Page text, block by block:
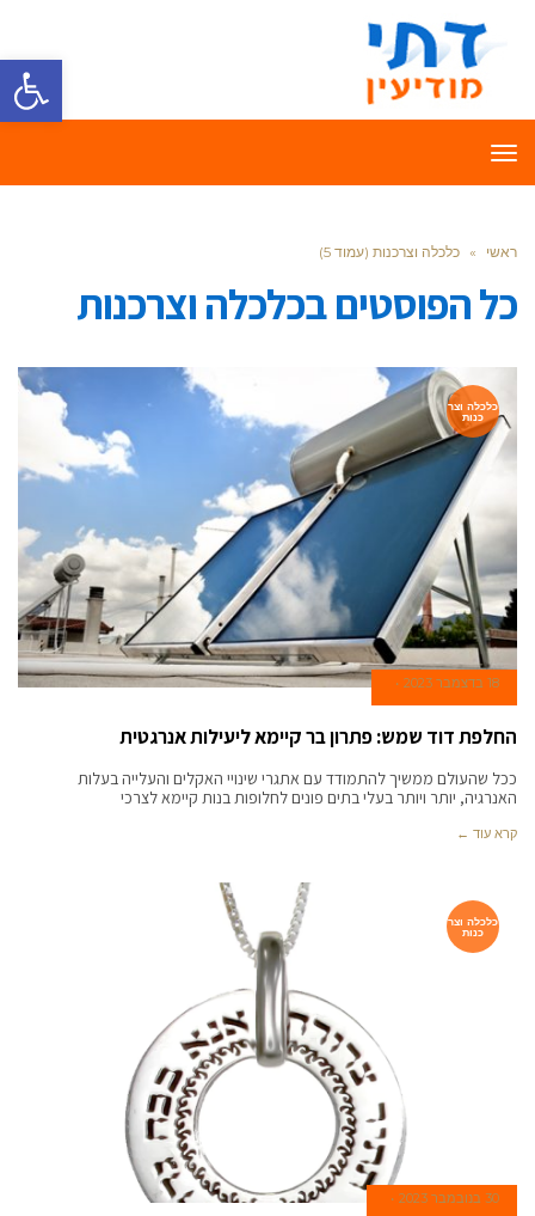
פתח
תפריט
ראשי » כלכלה וצרכנות (עמוד 5)
כל הפוסטים בכלכלה וצרכנות
כלכלה וצר
כנות
18 בדצמבר 2023
החלפת דוד שמש: פתרון בר קיימא ליעילות אנרגטית
ככל שהעולם ממשיך להתמודד עם אתגרי שינויי האקלים והעלייה בעלות
האנרגיה, יותר ויותר בעלי בתים פונים לחלופות בנות קיימא לצרכי
קרא עוד ←
כלכלה וצר
כנות
30 בנובמבר 2023